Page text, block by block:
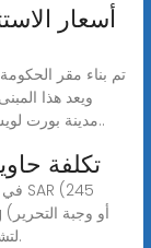
أسعار
ويعد هذا
مدينة بورت لويس، وهو أيضًا العنوان الرسمي للبرلمان موريشيوس..
تكلفة
والسرد مماثلة) ، و 6.00 SAR (74 MUR) لتشيز برجر.